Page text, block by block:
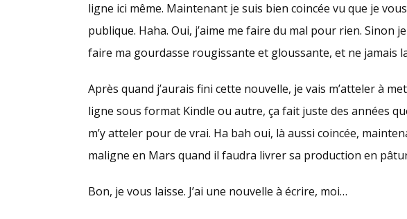
ligne ici même. Maintenant je suis bien coincée vu que je
publique. Haha. Oui, j’aime me faire du mal pour rien. Sinon
faire ma gourdasse rougissante et gloussante, et ne jamais
Après quand j’aurais fini cette nouvelle, je vais m’atteler à
ligne sous format Kindle ou autre, ça fait juste des années
m’y atteler pour de vrai. Ha bah oui, là aussi coincée,
maligne en Mars quand il faudra livrer sa production en
Bon, je vous laisse. J’ai une nouvelle à écrire, moi…